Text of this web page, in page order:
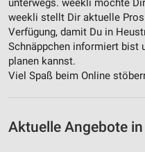
unterwegs. weekli möchte
weekli stellt Dir aktuelle
Verfügung, damit Du in
Schnäppchen informiert bist
planen kannst.
Viel Spaß beim Online
Aktuelle Angebote